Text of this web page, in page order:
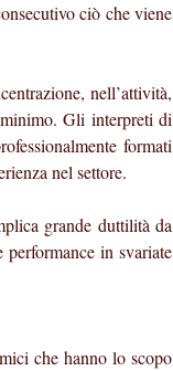
ciò che viene
nell’attività,
Gli interpreti di
formati
nel settore.
grande duttilità da
in svariate
che hanno lo scopo